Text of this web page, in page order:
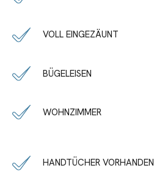
VOLL EINGEZÄUNT
BÜGELEISEN
WOHNZIMMER
HANDTÜCHER VORHANDEN